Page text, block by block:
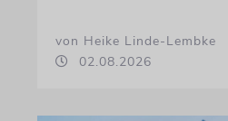
von Heike Linde-Lembke
02.08.2026